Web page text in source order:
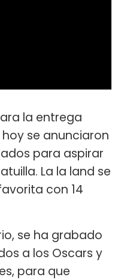
la entrega
se anunciaron
para aspirar
La la land se
con 14
se ha grabado
a los Oscars y
para que